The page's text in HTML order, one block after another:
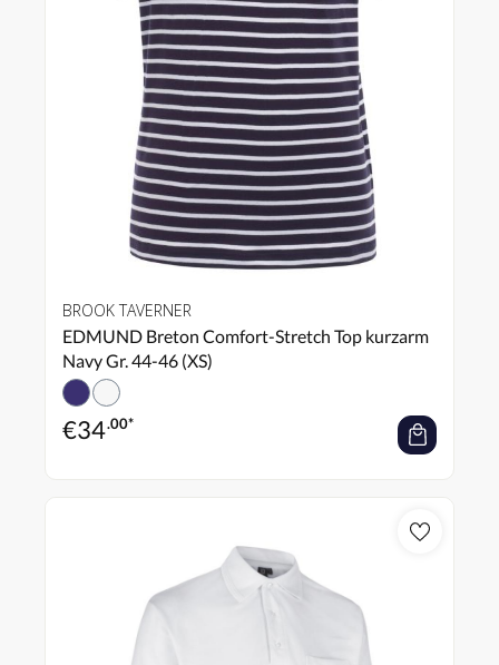
BROOK TAVERNER
EDMUND Breton Comfort-Stretch Top kurzarm
Navy Gr. 44-46 (XS)
€34.00*